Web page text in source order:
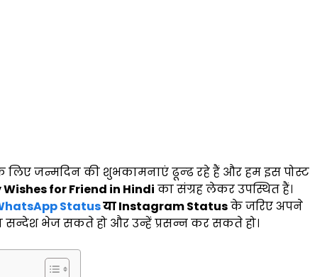
लिए जन्मदिन की शुभकामनाएं ढून्ढ रहे हैं और हम इस पोस्ट
for Friend in Hindi का संग्रह लेकर उपस्थित हैं।
Statusया Instagram Statusके जरिए अपने
सन्देश भेज सकते हो और उन्हें प्रसन्न कर सकते हो।